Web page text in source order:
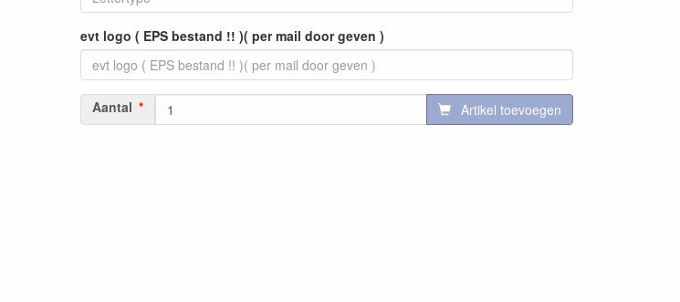
evt logo ( EPS bestand !! )( per mail door geven )
Aantal Artikel toevoegen